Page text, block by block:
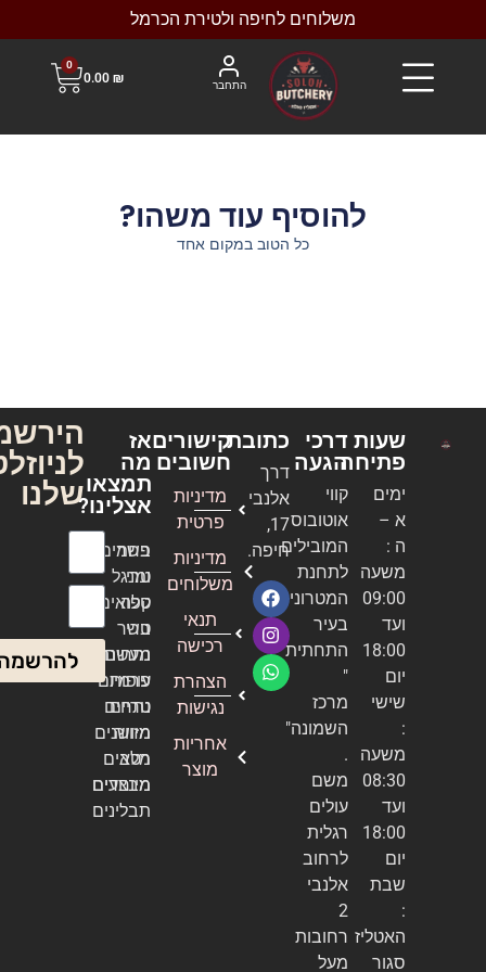
משלוחים לחיפה ולטירת הכרמל
0.00 התחבר
להוסיף עוד משהו?
כל הטוב במקום אחד
שעות
פתיחה
ימים
משעה
09:00
18:00
שישי
משעה
08:30
18:00
שבת
האטליז
סגור
דרכי
הגעה
קווי
אוטובוס
המובילים
לתחנת
המטרונית
בעיר
התחתית
מרכז
השמונה"
.
משם
עולים
רגלית
לרחוב
אלנבי
רחובות
מעל
כתובת
דרך
אלנבי
17,
חיפה.
קישורים
חשובים
מדיניות
פרטית
מדיניות
משלוחים
תנאי
רכישה
הצהרת
נגישות
אחריות
מוצר
אז
מה
תמצאו
אצלינו?
בשר
טרי
טלה
נתחים
פרמיום
נתחים
מיושנים
רטבים
מיוחדים
תבלינים
פחמים
ומנגל
קפואים
בשר
מעשנה
עופות
טריים
מזווה
מלא
מבצעים
הירשמו
לניוזלטר
שלנו
שם מלא
אימייל
להרשמה